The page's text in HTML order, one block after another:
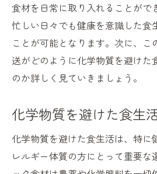
オーガニック自宅配送
忙しい人に嬉しい配達
ワンストップで手に入
仕事帰りに買い物不要
健康的な生活をサポー
理由
無農薬だからこそ安心
食材を日常に取り入れることがで
忙しい日々でも健康を意識した食
ことが可能となります。次に、こ
送がどのように化学物質を避けた
のか詳しく見ていきましょう。
化学物質を避けた食生
化学物質を避けた食生活は、特に
レルギー体質の方にとって重要な